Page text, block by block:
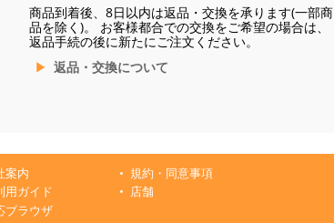
商品到着後、8日以内は返品・交換を承ります(一部商
品を除く)。 お客様都合での交換をご希望の場合は、
返品手続の後に新たにご注文ください。
返品・交換について
案内
規約・同意事項
用ガイド
店舗
ブラウザ